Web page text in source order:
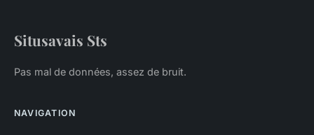
Situsavais Sts
Pas mal de données, assez de bruit.
NAVIGATION